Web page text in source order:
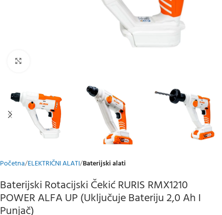
Početna ELEKTRIČNI ALATI Baterijski alati
Baterijski Rotacijski Čekić RURIS RMX1210
POWER ALFA UP (uključuje Bateriju 2,0 Ah I
Punjač)